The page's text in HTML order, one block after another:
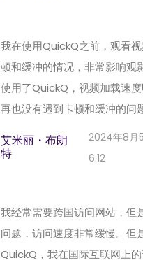
我在使用QuickQ之前，观看
顿和缓冲的情况，非常影响观
使用了QuickQ，视频加载速
再也没有遇到卡顿和缓冲的问
艾米丽・布朗
特
2024年8月
6:12
我经常需要跨国访问网站，但
问题，访问速度非常缓慢。但
QuickQ，我在国际互联网上